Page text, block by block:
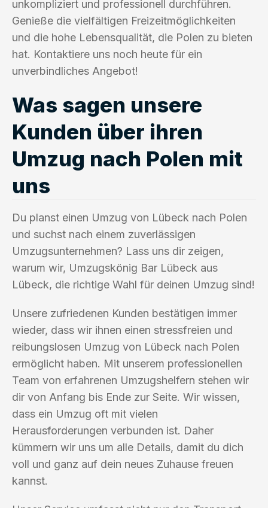
unkompliziert und professionell durchführen.
Genieße die vielfältigen Freizeitmöglichkeiten
und die hohe Lebensqualität, die Polen zu bieten
hat. Kontaktiere uns noch heute für ein
unverbindliches Angebot!
Was sagen unsere
Kunden über ihren
Umzug nach Polen mit
uns
Du planst einen Umzug von Lübeck nach Polen
und suchst nach einem zuverlässigen
Umzugsunternehmen? Lass uns dir zeigen,
warum wir, Umzugskönig Bar Lübeck aus
Lübeck, die richtige Wahl für deinen Umzug sind!
Unsere zufriedenen Kunden bestätigen immer
wieder, dass wir ihnen einen stressfreien und
reibungslosen Umzug von Lübeck nach Polen
ermöglicht haben. Mit unserem professionellen
Team von erfahrenen Umzugshelfern stehen wir
dir von Anfang bis Ende zur Seite. Wir wissen,
dass ein Umzug oft mit vielen
Herausforderungen verbunden ist. Daher
kümmern wir uns um alle Details, damit du dich
voll und ganz auf dein neues Zuhause freuen
kannst.